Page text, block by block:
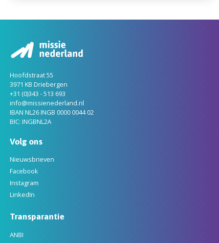
Hoofdstraat 55
3971 KB Driebergen
+31 (0)343 - 513 693
info@missienederland.nl
IBAN NL26 INGB 0000 0044 02
BIC: INGBNL2A
Volg ons
Nieuwsbrieven
Facebook
Instagram
LinkedIn
Transparantie
ANBI